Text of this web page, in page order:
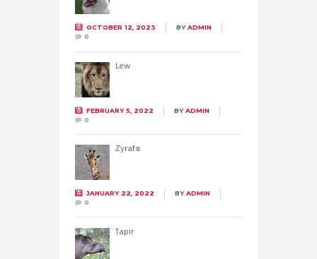
OCTOBER 12, 2023 BYADMIN
0
Lew
FEBRUARY 5, 2022 BYADMIN
0
Żyrafa
JANUARY 22, 2022 BYADMIN
0
Tapir